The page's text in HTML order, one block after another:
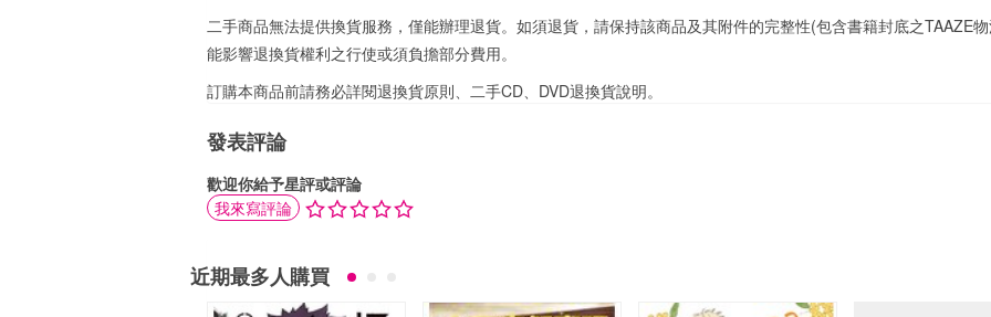
二手商品無法提供換貨服務，僅能辦理退貨。如須退貨，請保持該商品及其附件的完整性(包含書籍封底之TAAZE
能影響退換貨權利之行使或須負擔部分費用。
訂購本商品前請務必詳閱退換貨原則、 二手CD、DVD退換貨說明。
發表評論
歡迎你給予星評或評論
我來寫評論
近期最多人購買